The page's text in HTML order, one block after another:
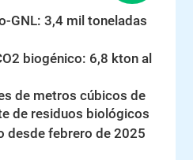
GNL: 3,4 mil toneladas
biogénico: 6,8 kton al
de metros cúbicos de
de residuos biológicos
desde febrero de 2025